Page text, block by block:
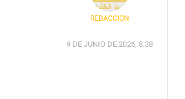
REDACCIÓN
9 DE JUNIO DE 2026, 8:38